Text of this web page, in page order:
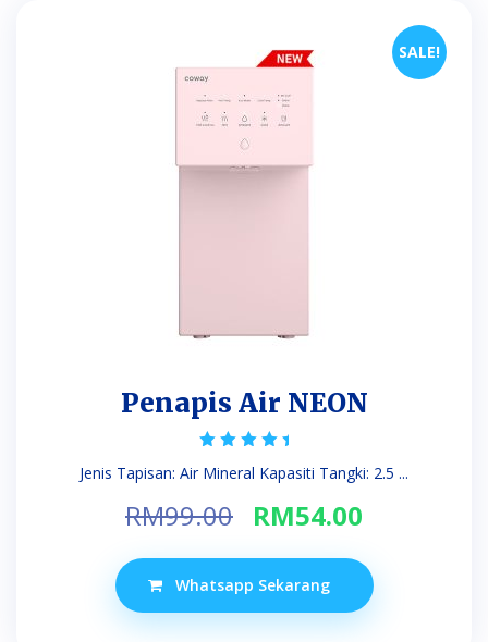
SALE!
Penapis Air NEON
5.00
Jenis Tapisan: Air Mineral Kapasiti Tangki: 2.5 ...
RM99.00 Original
was:
RM99.00.
RM54.00
is:
RM54.00.
Whatsapp Sekarang